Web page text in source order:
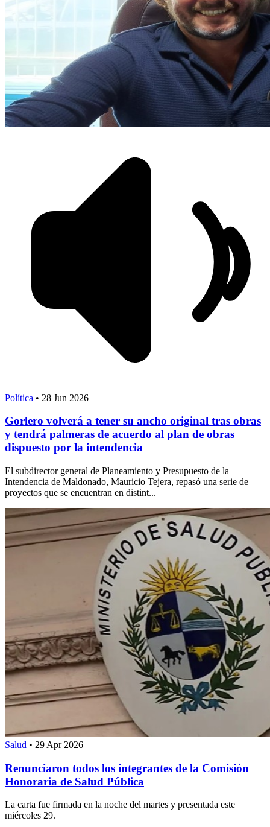
Política • 28 Jun 2026
Gorlero volverá a tener su ancho original tras obras
y tendrá palmeras de acuerdo al plan de obras
dispuesto por la intendencia
El subdirector general de Planeamiento y Presupuesto de la
Intendencia de Maldonado, Mauricio Tejera, repasó una serie de
proyectos que se encuentran en distint...
Salud • 29 Apr 2026
Renunciaron todos los integrantes de la Comisión
Honoraria de Salud Pública
La carta fue firmada en la noche del martes y presentada este
miércoles 29.